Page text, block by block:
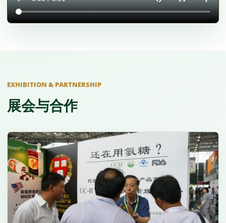
EXHIBITION & PARTNERSHIP
展会与合作